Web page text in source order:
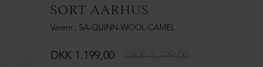
SORT AARHUS
Varenr. SA-QUINN-WOOL-CAMEL
DKK 1.199,00